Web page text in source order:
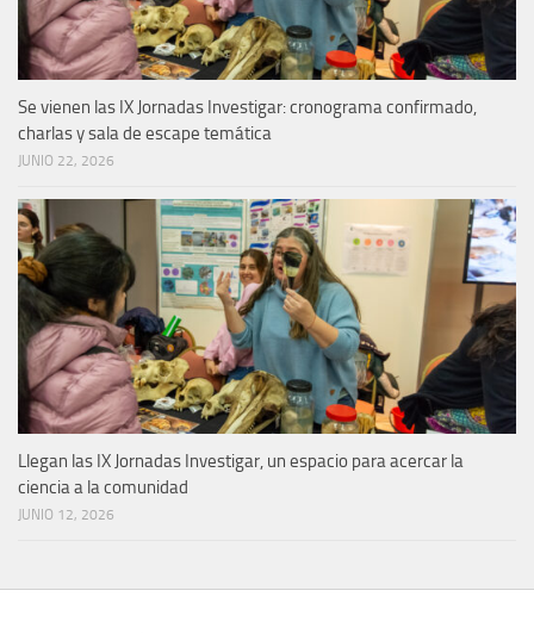
Se vienen las IX Jornadas Investigar: cronograma confirmado,
charlas y sala de escape temática
JUNIO 22, 2026
Llegan las IX Jornadas Investigar, un espacio para acercar la
ciencia a la comunidad
JUNIO 12, 2026